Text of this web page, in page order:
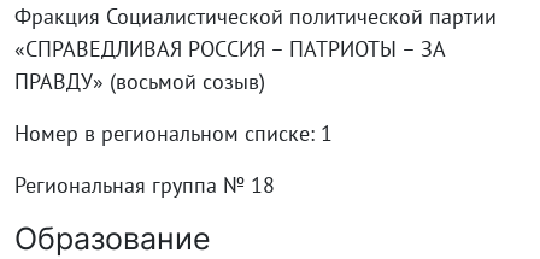
Фракция Социалистической политической партии
«СПРАВЕДЛИВАЯ РОССИЯ – ПАТРИОТЫ – ЗА
ПРАВДУ» (восьмой созыв)
Номер в региональном списке: 1
Региональная группа № 18
Образование